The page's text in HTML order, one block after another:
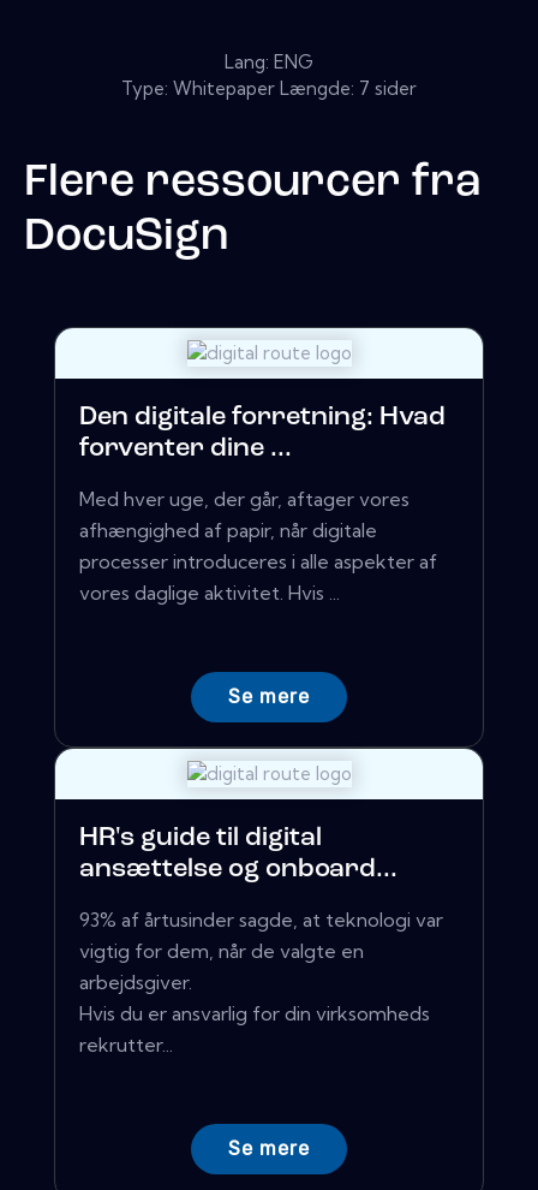
Lang: ENG
Type: Whitepaper Længde: 7 sider
Flere ressourcer fra
DocuSign
Den digitale forretning: Hvad
forventer dine ...
Med hver uge, der går, aftager vores
afhængighed af papir, når digitale
processer introduceres i alle aspekter af
vores daglige aktivitet. Hvis ...
Se mere
HR's guide til digital
ansættelse og onboard...
93% af årtusinder sagde, at teknologi var
vigtig for dem, når de valgte en
arbejdsgiver.
Hvis du er ansvarlig for din virksomheds
rekrutter...
Se mere